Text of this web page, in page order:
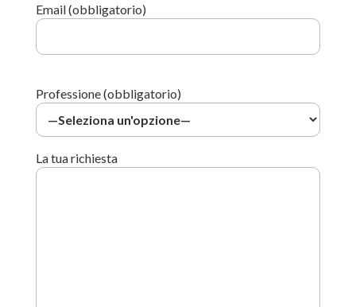
Email (obbligatorio)
Professione (obbligatorio)
La tua richiesta